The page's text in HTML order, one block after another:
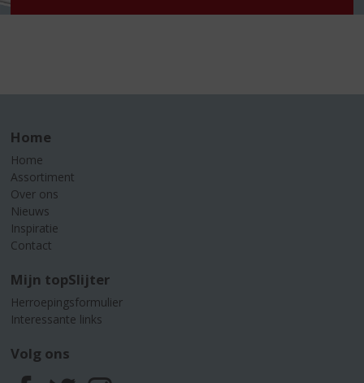
Home
Home
Assortiment
Over ons
Nieuws
Inspiratie
Contact
Mijn topSlijter
Herroepingsformulier
Interessante links
Volg ons